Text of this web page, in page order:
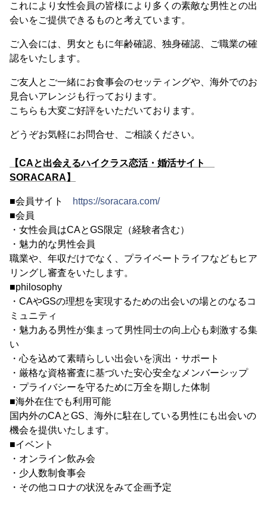
これにより女性会員の皆様により多くの素敵な男性との出
会いをご提供できるものと考えています。
ご入会には、男女ともに年齢確認、独身確認、ご職業の確
認をいたします。
ご友人とご一緒にお食事会のセッティングや、海外でのお
見合いアレンジも行っております。
こちらも大変ご好評をいただいております。
どうぞお気軽にお問合せ、ご相談ください。
【CAと出会えるハイクラス恋活・婚活サイト
SORACARA】
■会員サイト
https://soracara.com/
■会員
・女性会員はCAとGS限定（経験者含む）
・魅力的な男性会員
職業や、年収だけでなく、プライベートライフなどもヒア
リングし審査をいたします。
■philosophy
・CAやGSの理想を実現するための出会いの場とのなるコ
ミュニティ
・魅力ある男性が集まって男性同士の向上心も刺激する集
い
・心を込めて素晴らしい出会いを演出・サポート
・厳格な資格審査に基づいた安心安全なメンバーシップ
・プライバシーを守るために万全を期した体制
■海外在住でも利用可能
国内外のCAとGS、海外に駐在している男性にも出会いの
機会を提供いたします。
■イベント
・オンライン飲み会
・少人数制食事会
・その他コロナの状況をみて企画予定